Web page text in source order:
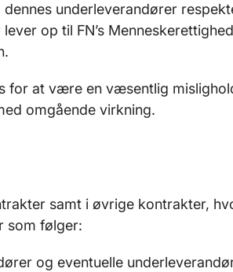
underleverandører
op til FN’s
for at være en væsentlig
omgående virkning.
samt i øvrige kontrakter,
som følger:
og eventuelle